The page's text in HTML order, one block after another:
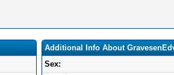
Additional Info About
Sex: